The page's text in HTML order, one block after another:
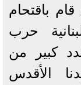
باقتحام
حرب
كبير من
الأقدس